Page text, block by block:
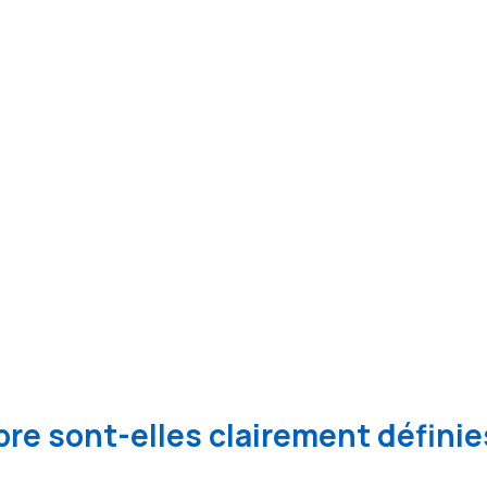
sont-elles clairement